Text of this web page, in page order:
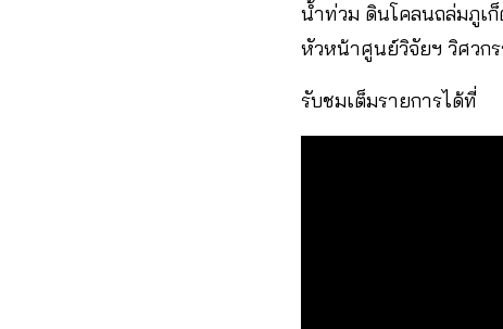
น้ำท่วม ดินโคลนถล่มภูเ
หัวหน้าศูนย์วิจัยฯ วิศวก
รับชมเต็มรายการได้ที่